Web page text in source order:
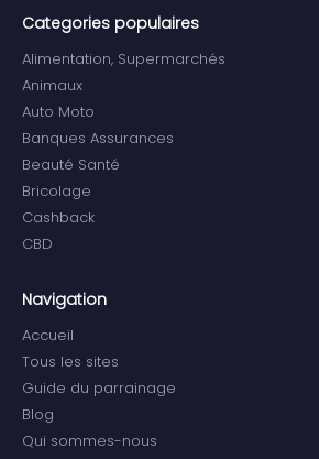
Categories populaires
Alimentation, Supermarchés
Animaux
Auto Moto
Banques Assurances
Beauté Santé
Bricolage
Cashback
CBD
Navigation
Accueil
Tous les sites
Guide du parrainage
Blog
Qui sommes-nous